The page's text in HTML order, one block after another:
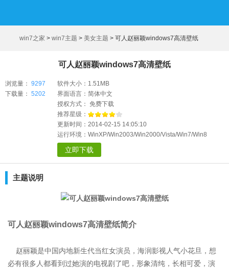
win7之家 > win7主题 > 美女主题 > 可人赵丽颖windows7高清壁纸
可人赵丽颖windows7高清壁纸
浏览量： 9297
下载量： 5202
软件大小：1.51MB
界面语言：简体中文
授权方式： 免费下载
推荐星级：
更新时间：2014-02-15 14:05:10
运行环境：WinXP/Win2003/Win2000/Vista/Win7/Win8
立即下载
主题说明
可人赵丽颖windows7高清壁纸简介
赵丽颖是中国内地新生代当红女演员，海润影视人气小花旦，想
必有很多人都看到过她演的电视剧了吧，形象清纯，长相可爱，演